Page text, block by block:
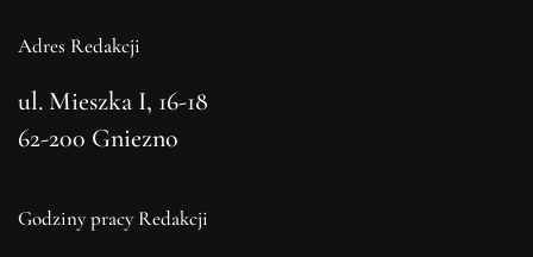
Adres Redakcji
ul. Mieszka I, 16-18
62-200 Gniezno
Godziny pracy Redakcji